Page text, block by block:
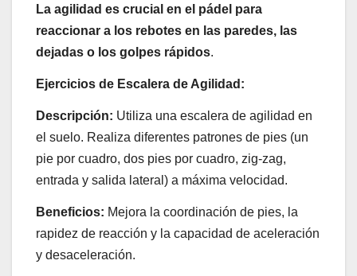
La agilidad es crucial en el pádel para
reaccionar a los rebotes en las paredes, las
dejadas o los golpes rápidos.
Ejercicios de Escalera de Agilidad:
Descripción: Utiliza una escalera de agilidad en
el suelo. Realiza diferentes patrones de pies (un
pie por cuadro, dos pies por cuadro, zig-zag,
entrada y salida lateral) a máxima velocidad.
Beneficios: Mejora la coordinación de pies, la
rapidez de reacción y la capacidad de aceleración
y desaceleración.